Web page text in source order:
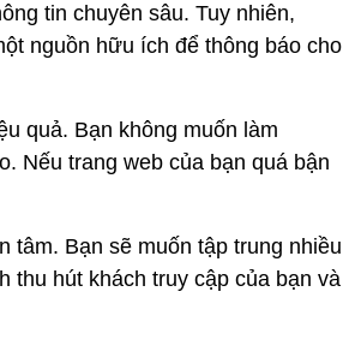
tin chuyên sâu. Tuy nhiên,
nguồn hữu ích để thông báo cho
quả. Bạn không muốn làm
Nếu trang web của bạn quá bận
tâm. Bạn sẽ muốn tập trung nhiều
thu hút khách truy cập của bạn và